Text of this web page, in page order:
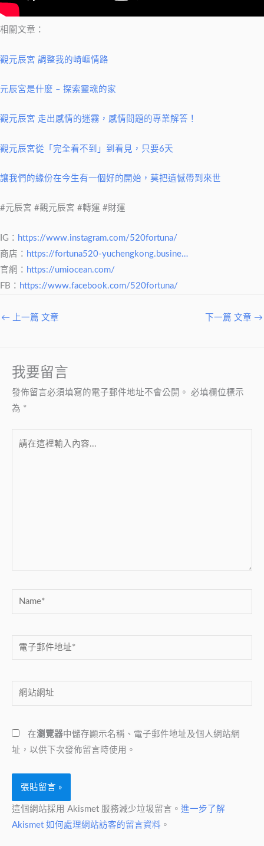
相關文章：
觀元辰宮 調整我的崎嶇情路
元辰宮是什麼 – 探索靈魂的家
觀元辰宮 走出感情的迷霧，感情問題的專業解答！
觀元辰宮從「完全看不到」到看見，只要6天
讓我們的緣份在今生有一個好的開始，莫把遺憾帶到來世
#元辰宮 #觀元辰宮 #轉運 #財運
IG： https://www.instagram.com/520fortuna/
商店： https://fortuna520-yuchengkong.busine…
官網： https://umiocean.com/
FB： https://www.facebook.com/520fortuna/
← 上一篇 文章 下一篇 文章 →
我要留言
發佈留言必須填寫的電子郵件地址不會公開。 必填欄位標示
為 *
Name*
電
子
件
地
*
網
站
址
在瀏覽器中儲存顯示名稱、電子郵件地址及個人網站網
址，以供下次發佈留言時使用。
這個網站採用 Akismet 服務減少垃圾留言。 進一步了解
Akismet 如何處理網站訪客的留言資料 。